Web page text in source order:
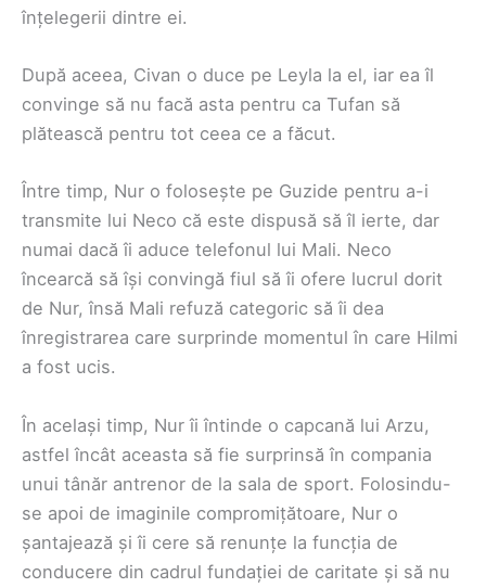
înțelegerii dintre ei.
După aceea, Civan o duce pe Leyla la el, iar ea îl
convinge să nu facă asta pentru ca Tufan să
plătească pentru tot ceea ce a făcut.
Între timp, Nur o folosește pe Guzide pentru a-i
transmite lui Neco că este dispusă să îl ierte, dar
numai dacă îi aduce telefonul lui Mali. Neco
încearcă să își convingă fiul să îi ofere lucrul dorit
de Nur, însă Mali refuză categoric să îi dea
înregistrarea care surprinde momentul în care Hilmi
a fost ucis.
În același timp, Nur îi întinde o capcană lui Arzu,
astfel încât aceasta să fie surprinsă în compania
unui tânăr antrenor de la sala de sport. Folosindu-
se apoi de imaginile compromițătoare, Nur o
șantajează și îi cere să renunțe la funcția de
conducere din cadrul fundației de caritate și să nu